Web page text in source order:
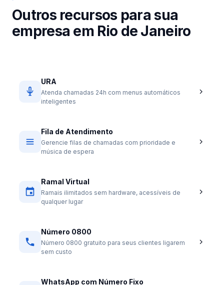
Outros recursos para sua
empresa em Rio de Janeiro
URA
Atenda chamadas 24h com menus automáticos
inteligentes
Fila de Atendimento
Gerencie filas de chamadas com prioridade e
música de espera
Ramal Virtual
Ramais ilimitados sem hardware, acessíveis de
qualquer lugar
Número 0800
Número 0800 gratuito para seus clientes ligarem
sem custo
WhatsApp com Número Fixo